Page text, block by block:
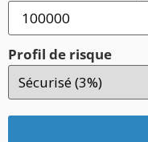
Profil de risque